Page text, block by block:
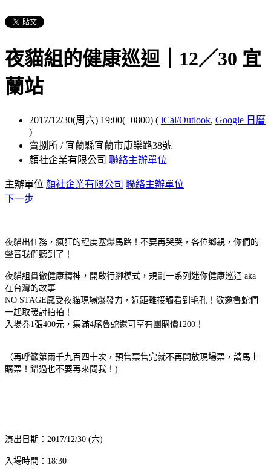
夜貓組的健康巡迴｜12／30 宜
蘭站
2017/12/30(周六) 19:00(+0800) ( iCal/Outlook, Google 日曆
)
賣捌所 / 宜蘭縣宜蘭市康樂路38號
顏社企業有限公司 聯絡主辦單位
主辦單位 顏社企業有限公司 聯絡主辦單位
下一步
夜貓出任務，瘋狂的程度塞爆馬路！不要再哭哭，各位鄉親，你們的
聲音我們聽到了！
夜貓組貫徹健康精神，開啟行腳模式，規劃一系列迷你健康巡迴 aka
在台灣的故事
NO STAGE感受夜貓現場爆發力，近距離接觸看到毛孔！敬邀魯蛇們
一起取暖討拍拍！
入場券1張400元，集滿4尾魯蛇還可享有團購價1200！
（再呼籲第兩千九百四十次，預售票售完就不再開放現場票，請馬上
購票！錯過也不要再來問我！)
演出日期：2017/12/30 (六)
入場時間：18:30